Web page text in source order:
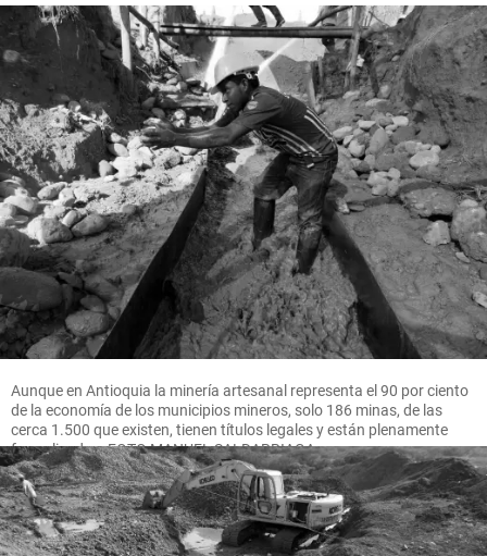
Aunque en Antioquia la minería artesanal representa el 90 por ciento
de la economía de los municipios mineros, solo 186 minas, de las
cerca 1.500 que existen, tienen títulos legales y están plenamente
formalizadas. FOTO MANUEL SALDARRIAGA